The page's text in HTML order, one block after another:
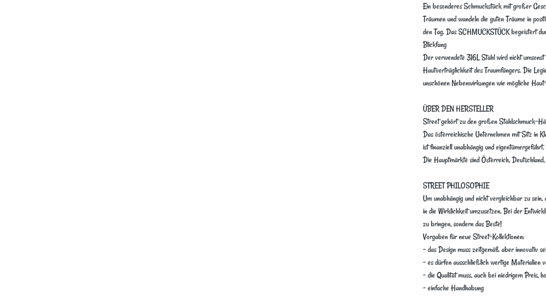
Ein besonderes Schmuckstück mit großer
Träumen und wandeln die guten Träume in
den Tag. Das SCHMUCKSTÜCK begeistert
Blickfang
Der verwendete 316L Stahl wird nicht
Hautverträglichkeit des Traumfängers. Die
unschönen Nebenwirkungen wie mögliche
ÜBER DEN HERSTELLER
Street gehört zu den großen Stahlschmuck-
Das österreichische Unternehmen mit Sitz in
ist finanziell unabhängig und eigentümergeführt.
Die Hauptmärkte sind Österreich,
STREET PHILOSOPHIE
Um unabhängig und nicht vergleichbar zu
in die Wirklichkeit umzusetzen. Bei der
zu bringen, sondern das Beste!
Vorgaben für neue Street-Kollektionen:
- das Design muss zeitgemäß aber innovativ
- es dürfen ausschließlich wertige Materialien
- die Qualität muss, auch bei niedrigem Preis,
- einfache Handhabung